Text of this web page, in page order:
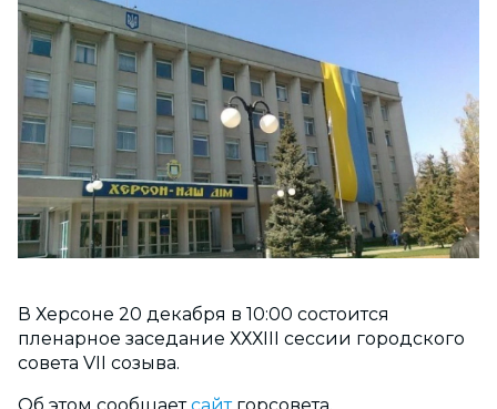
В Херсоне 20 декабря в 10:00 состоится
пленарное заседание ХХХІІІ сессии городского
совета VІІ созыва.